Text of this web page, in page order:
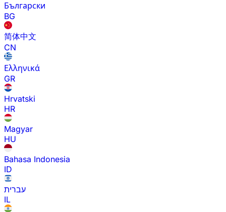
Български
BG
简体中文
CN
Ελληνικά
GR
Hrvatski
HR
Magyar
HU
Bahasa Indonesia
ID
עברית
IL